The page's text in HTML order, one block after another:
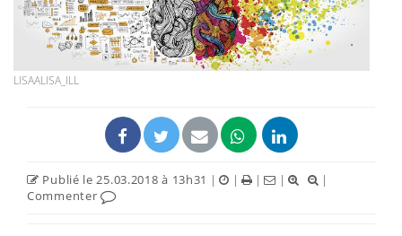
LISAALISA_ILL
Publié le 25.03.2018 à 13h31 | | | |
|
Commenter